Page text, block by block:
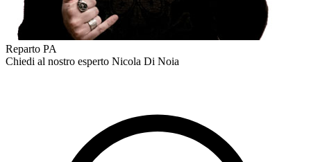
Reparto PA
Chiedi al nostro esperto Nicola Di Noia